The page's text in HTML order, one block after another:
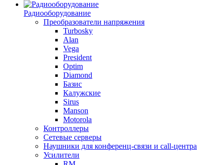
Радиооборудование
Преобразователи напряжения
Turbosky
Alan
Vega
President
Optim
Diamond
Базис
Калужские
Sirus
Manson
Motorola
Контроллеры
Сетевые серверы
Наушники для конференц-связи и call-центра
Усилители